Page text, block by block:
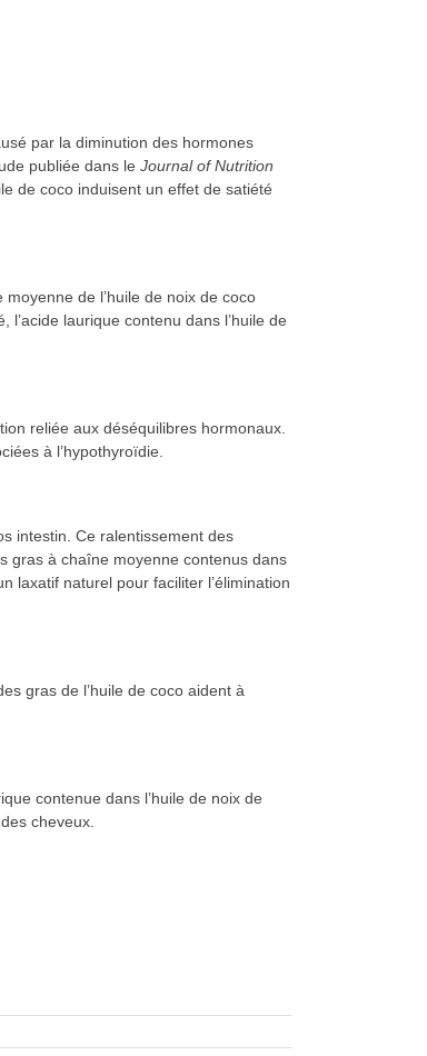
par la diminution des hormones
publiée dans le Journal of Nutrition
de coco induisent un effet de satiété
de l’huile de noix de coco
laurique contenu dans l’huile de
reliée aux déséquilibres hormonaux.
à l’hypothyroïdie.
intestin. Ce ralentissement des
gras à chaîne moyenne contenus dans
laxatif naturel pour faciliter l’élimination
gras de l’huile de coco aident à
contenue dans l’huile de noix de
cheveux.